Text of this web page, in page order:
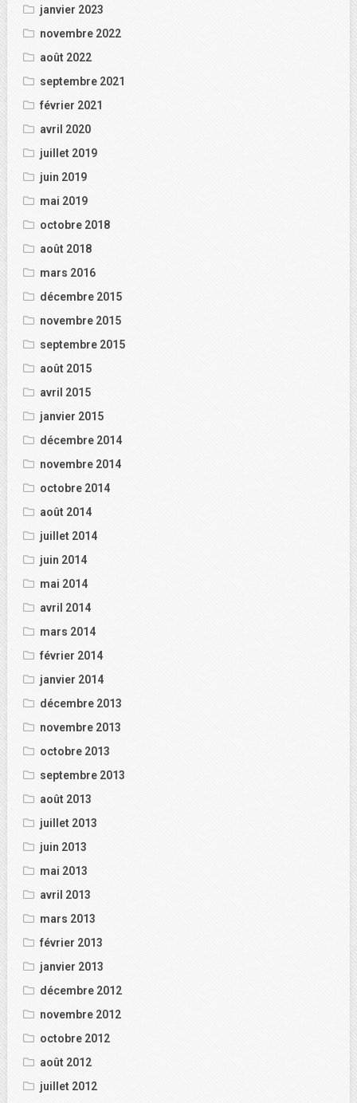
janvier 2023
novembre 2022
août 2022
septembre 2021
février 2021
avril 2020
juillet 2019
juin 2019
mai 2019
octobre 2018
août 2018
mars 2016
décembre 2015
novembre 2015
septembre 2015
août 2015
avril 2015
janvier 2015
décembre 2014
novembre 2014
octobre 2014
août 2014
juillet 2014
juin 2014
mai 2014
avril 2014
mars 2014
février 2014
janvier 2014
décembre 2013
novembre 2013
octobre 2013
septembre 2013
août 2013
juillet 2013
juin 2013
mai 2013
avril 2013
mars 2013
février 2013
janvier 2013
décembre 2012
novembre 2012
octobre 2012
août 2012
juillet 2012